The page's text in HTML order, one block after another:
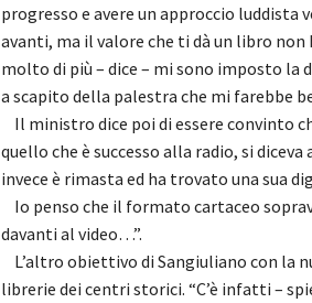
progresso e avere un approccio luddista
avanti, ma il valore che ti dà un libro non
molto di più – dice – mi sono imposto la
a scapito della palestra che mi farebbe
Il ministro dice poi di essere convinto
quello che è successo alla radio, si
invece è rimasta ed ha trovato una sua
Io penso che il formato cartaceo
davanti al video…”.
L’altro obiettivo di Sangiuliano con la
librerie dei centri storici. “C’è infatti –